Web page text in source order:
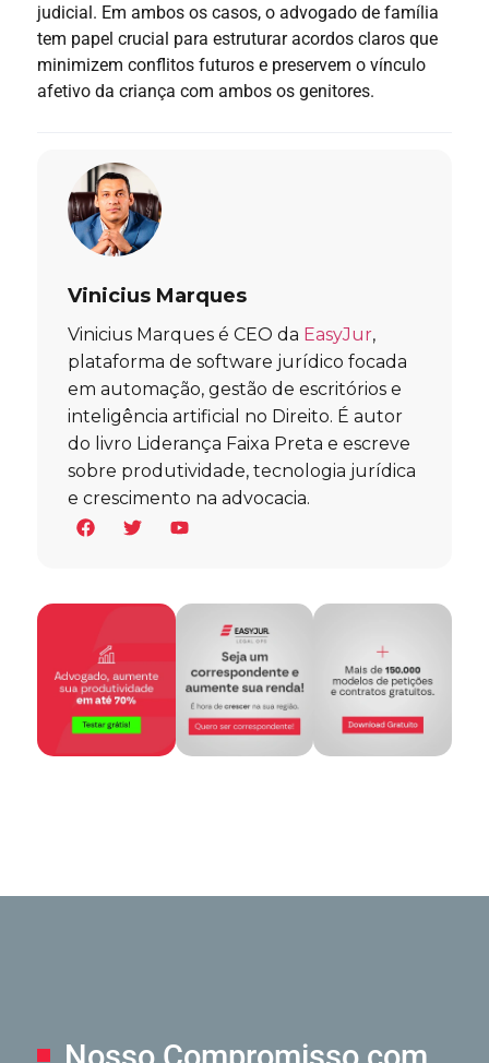
judicial. Em ambos os casos, o advogado de família
tem papel crucial para estruturar acordos claros que
minimizem conflitos futuros e preservem o vínculo
afetivo da criança com ambos os genitores.
Vinicius Marques
Vinicius Marques é CEO da EasyJur,
plataforma de software jurídico focada
em automação, gestão de escritórios e
inteligência artificial no Direito. É autor
do livro Liderança Faixa Preta e escreve
sobre produtividade, tecnologia jurídica
e crescimento na advocacia.